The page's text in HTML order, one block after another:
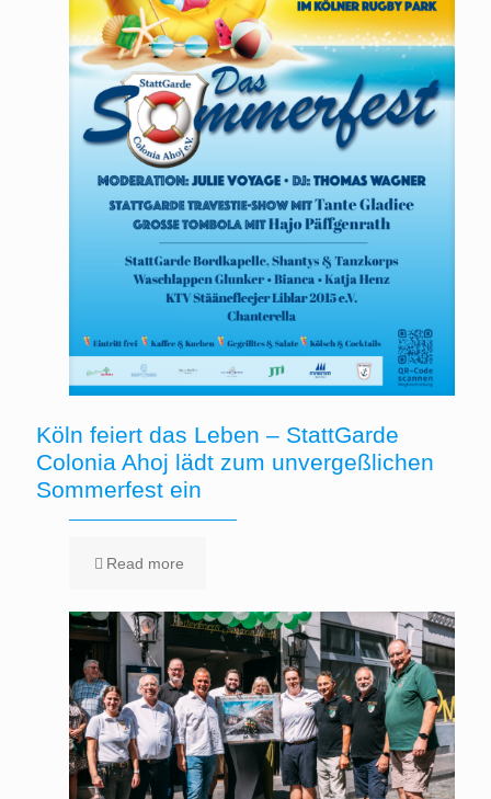
Köln feiert das Leben – StattGarde
Colonia Ahoj lädt zum unvergeßlichen
Sommerfest ein
Read more